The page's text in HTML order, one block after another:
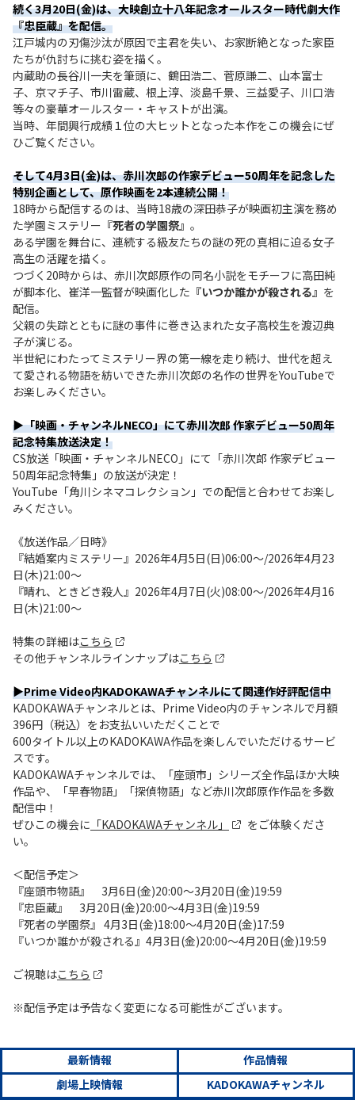
続く3月20日(金)は、大映創立十八年記念オールスター時代劇大作
『忠臣蔵』を配信。
江戸城内の刃傷沙汰が原因で主君を失い、お家断絶となった家臣
たちが仇討ちに挑む姿を描く。
内蔵助の長谷川一夫を筆頭に、鶴田浩二、菅原謙二、山本富士
子、京マチ子、市川雷蔵、根上淳、淡島千景、三益愛子、川口浩
等々の豪華オールスター・キャストが出演。
当時、年間興行成績１位の大ヒットとなった本作をこの機会にぜ
ひご覧ください。
そして4月3日(金)は、赤川次郎の作家デビュー50周年を記念した
特別企画として、原作映画を2本連続公開！
18時から配信するのは、当時18歳の深田恭子が映画初主演を務め
た学園ミステリー 『死者の学園祭』 。
ある学園を舞台に、連続する級友たちの謎の死の真相に迫る女子
高生の活躍を描く。
つづく20時からは、赤川次郎原作の同名小説をモチーフに高田純
が脚本化、崔洋一監督が映画化した 『いつか誰かが殺される』 を
配信。
父親の失踪とともに謎の事件に巻き込まれた女子高校生を渡辺典
子が演じる。
半世紀にわたってミステリー界の第一線を走り続け、世代を超え
て愛される物語を紡いできた赤川次郎の名作の世界をYouTubeで
お楽しみください。
▶「映画・チャンネルNECO」にて赤川次郎 作家デビュー50周年
記念特集放送決定！
CS放送「映画・チャンネルNECO」にて「赤川次郎 作家デビュー
50周年記念特集」の放送が決定！
YouTube「角川シネマコレクション」での配信と合わせてお楽し
みください。
《放送作品／日時》
『結婚案内ミステリー』2026年4月5日(日)06:00～/2026年4月23
日(木)21:00～
『晴れ、ときどき殺人』2026年4月7日(火)08:00～/2026年4月16
日(木)21:00～
特集の詳細はこちら
その他チャンネルラインナップはこちら
▶Prime Video内KADOKAWAチャンネルにて関連作好評配信中
KADOKAWAチャンネルとは、Prime Video内のチャンネルで月額
396円（税込）をお支払いいただくことで
600タイトル以上のKADOKAWA作品を楽しんでいただけるサービ
スです。
KADOKAWAチャンネルでは、「座頭市」シリーズ全作品ほか大映
作品や、「早春物語」「探偵物語」など赤川次郎原作作品を多数
配信中！
ぜひこの機会に 「KADOKAWAチャンネル」
をご体験くださ
い。
＜配信予定＞
『座頭市物語』 3月6日(金)20:00～3月20日(金)19:59
『忠臣蔵』 3月20日(金)20:00～4月3日(金)19:59
『死者の学園祭』 4月3日(金)18:00～4月20日(金)17:59
『いつか誰かが殺される』4月3日(金)20:00～4月20日(金)19:59
ご視聴はこちら
※配信予定は予告なく変更になる可能性がございます。
最新情報
作品情報
劇場上映情報
KADOKAWAチャンネル